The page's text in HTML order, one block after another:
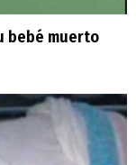
bebé muerto